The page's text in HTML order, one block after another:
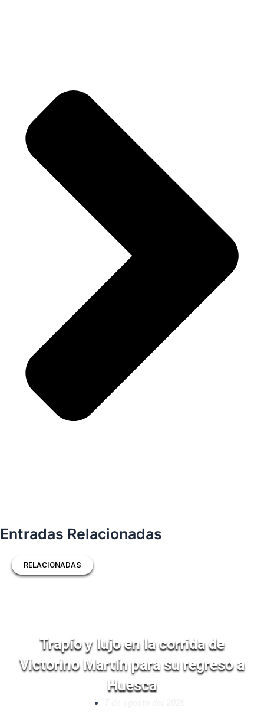
Entradas Relacionadas
RELACIONADAS
Trapío y lujo en la corrida de
Victorino Martín para su regreso a
Huesca